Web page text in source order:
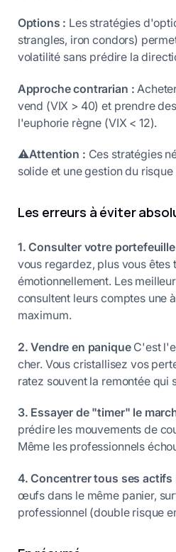
Options : Les stratégies
strangles, iron condors)
volatilité sans prédire la
Approche contrarian :
vend (VIX > 40) et prendre
l'euphorie règne (VIX < 12).
⚠Attention : Ces stratégies
solide et une gestion du risque
Les erreurs à éviter
1. Consulter votre
vous regardez, plus vous êtes
émotionnellement. Les
consultent leurs comptes une
maximum.
2. Vendre en paniqueC'est
cher. Vous cristallisez vos
ratez souvent la remontée qui
3. Essayer de "timer" le
prédire les mouvements de
Même les professionnels
4. Concentrer tous ses actifs
œufs dans le même panier,
professionnel (double risque